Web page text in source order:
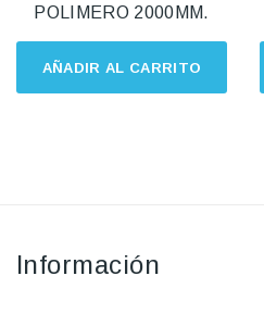
AÑADIR AL CARRITO
POLIMERO 2000MM.
Información